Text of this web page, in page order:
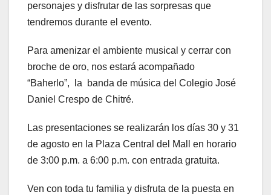
personajes y disfrutar de las sorpresas que
tendremos durante el evento.
Para amenizar el ambiente musical y cerrar con
broche de oro, nos estará acompañado
“Baherlo”, la banda de música del Colegio José
Daniel Crespo de Chitré.
Las presentaciones se realizarán los días 30 y 31
de agosto en la Plaza Central del Mall en horario
de 3:00 p.m. a 6:00 p.m. con entrada gratuita.
Ven con toda tu familia y disfruta de la puesta en